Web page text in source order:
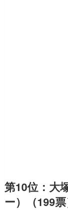
第10位：大
ー）（199票